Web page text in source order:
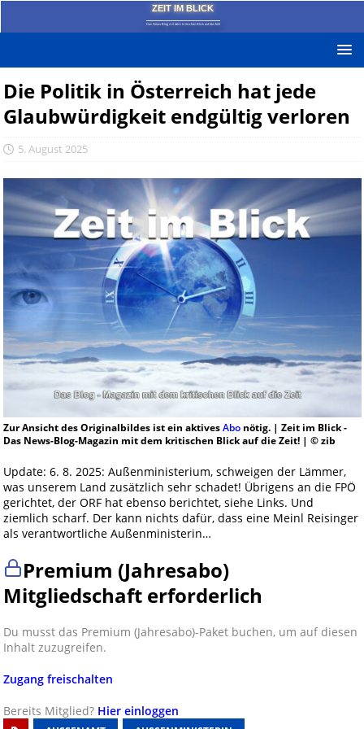
ZEIT IM BLICK
Das News-Blog mit dem kritischen Blick auf die Zeit!
Die Politik in Österreich hat jede
Glaubwürdigkeit endgültig verloren
5. August 2025
Zur Ansicht des Originalbildes ist ein aktivesAbonötig. | Zeit im Blick -
Das News-Blog-Magazin mit dem kritischen Blick auf die Zeit! | © zib
Update: 6. 8. 2025: Außenministerium, schweigen der Lämmer,
was unserem Land zusätzlich sehr schadet! Übrigens an die FPÖ
gerichtet, der ORF hat ebenso berichtet, siehe Links. Und
ziemlich scharf. Der kann nichts dafür, dass eine Meinl Reisinger
als verantwortliche Außenministerin…
Premium (Jahresabo)
Mitgliedschaft erforderlich
Du musst das Premium (Jahresabo)-Paket buchen, um auf diesen
Inhalt zuzugreifen.
Zugang freischalten
Bereits Mitglied? Hier einloggen